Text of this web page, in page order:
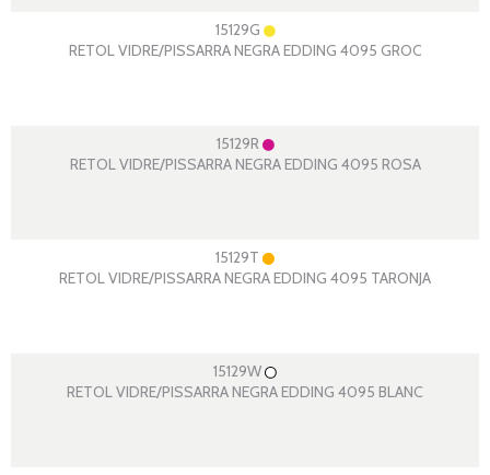
15129G
RETOL VIDRE/PISSARRA NEGRA EDDING 4095 GROC
15129R
RETOL VIDRE/PISSARRA NEGRA EDDING 4095 ROSA
15129T
RETOL VIDRE/PISSARRA NEGRA EDDING 4095 TARONJA
15129W
RETOL VIDRE/PISSARRA NEGRA EDDING 4095 BLANC